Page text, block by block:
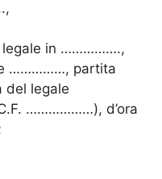
legale in …………….,
……………, partita
legale
………………), d’ora